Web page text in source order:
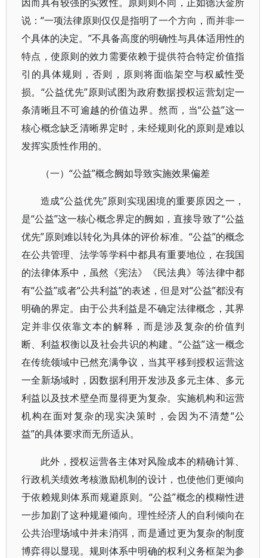
说：“一项法律原则仅仅是指明了一个方向，而并非一
个具体的决定。”不具备高度的明确性与具体适用性的
特点，使原则的效力需要依赖于提供符合特定价值指
引的具体规则，否则，原则将面临架空与权威性受
损。“公益优先”原则试图为政府数据授权运营划定一
条清晰且不可逾越的价值边界。然而，当“公益”这一
核心概念缺乏清晰界定时，未经规则化的原则是难以
发挥实质性作用的。
（一）“公益”概念阙如导致实施效果偏差
造成“公益优先”原则实现困境的重要原因之一，
是“公益”这一核心概念界定的阙如，直接导致了“公益
优先”原则难以转化为具体的评价标准。“公益”的概念
在公共管理、法学等学科中都具有重要地位，在我国
的法律体系中，虽然《宪法》《民法典》等法律中都
有“公益”或者“公共利益”的表述，但是对“公益”都没有
明确的界定。由于公共利益是不确定法律概念，其界
定并非仅依靠文本的解释，而是涉及复杂的价值判
断、利益权衡以及社会共识的构建。“公益”这一概念
在传统领域中已然充满争议，当其平移到授权运营这
一全新场域时，因数据利用开发涉及多元主体、多元
利益以及技术壁垒而显得更为复杂。实施机构和运营
机构在面对复杂的现实决策时，会因为不清楚“公
益”的具体要求而无所适从。
此外，授权运营各主体对风险成本的精确计算、
行政机关绩效考核激励机制的设计，也使他们更倾向
于依赖规则体系而规避原则。“公益”概念的模糊性进
一步加剧了这种规避倾向。理性经济人的自利倾向在
公共治理场域中并未消弭，而是通过更为复杂的制度
博弈得以显现。规则体系中明确的权利义务框架为参